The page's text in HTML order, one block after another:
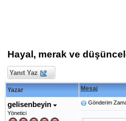
Hayal, merak ve
Yanıt Yaz
Yazar Mesaj
gelisenbeyin
Yönetici
Gönderim